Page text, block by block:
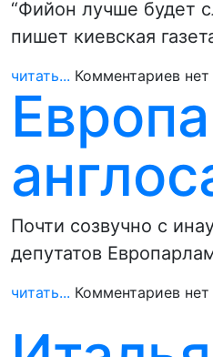
“Фийон лучше будет
пишет киевская
читать... Комментариев нет
Почти созвучно с
депутатов
читать... Комментариев нет